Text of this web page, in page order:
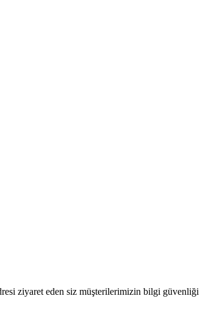
ziyaret eden siz müşterilerimizin bilgi